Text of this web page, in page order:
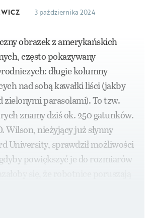
3 października 2024
obrazek z amerykańskich
często pokazywany
długie kolumny
nad sobą kawałki liści (jakby
zielonymi parasolami). To tzw.
znamy dziś ok. 250 gatunków.
Wilson, nieżyjący już słynny
University, sprawdził możliwości
powiększyć je do rozmiarów